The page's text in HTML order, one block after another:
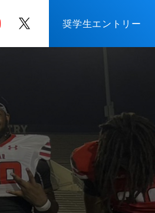
奨学生エントリー